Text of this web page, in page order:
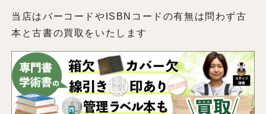
当店はバーコードやISBNコードの有無は問わず古
本と古書の買取をいたします